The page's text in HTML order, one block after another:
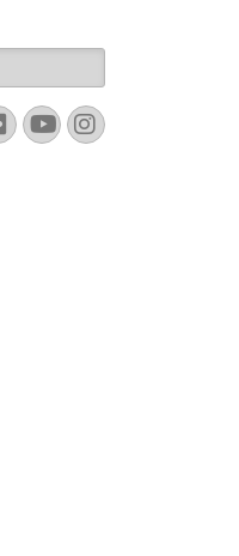
YouTube
Instagram